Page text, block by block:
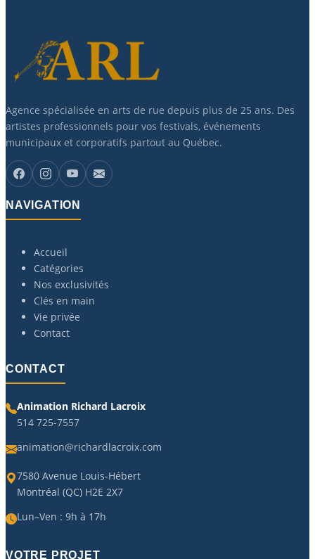
Agence spécialisée en arts de rue depuis plus de 25 ans. Des
artistes professionnels pour vos festivals, événements
municipaux et corporatifs partout au Québec.
NAVIGATION
Accueil
Catégories
Nos exclusivités
Clés en main
Vie privée
Contact
CONTACT
Animation Richard Lacroix
514 725-7557
animation@richardlacroix.com
7580 Avenue Louis-Hébert
Montréal (QC) H2E 2X7
Lun–Ven : 9h à 17h
VOTRE PROJET